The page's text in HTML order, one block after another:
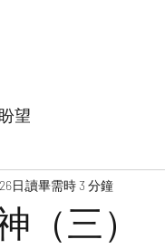
盼望
（三）
日讀畢需時 3 分鐘